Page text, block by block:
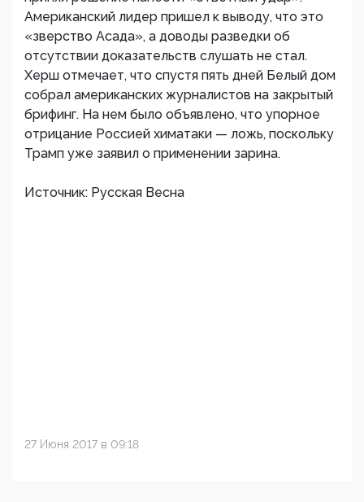
Американский лидер пришел к выводу, что это
«зверство Асада», а доводы разведки об
отсутствии доказательств слушать не стал.
Херш отмечает, что спустя пять дней Белый дом
собрал американских журналистов на закрытый
брифинг. На нем было объявлено, что упорное
отрицание Россией химатаки — ложь, поскольку
Трамп уже заявил о применении зарина.
Источник: Русская Весна
27 Июня 2017 в 09:18